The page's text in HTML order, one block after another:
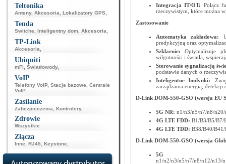
Teltonika
Anteny, Akcesoria Lokalizatory GPS
Tenda
Switche Inteligentny dom Akcesoria
TP-Link
Akcesoria
Ubiquiti
mFi Światłowody,
VoIP
Telefony VoIP, Stacje bazowe
Centrale
VoIP,
Zasilanie
Zabezpieczenia Kontrolery,
Zdrowie
Wszystkie
Złącza
Inne RJ45 Keystone
Integracja IT/OT: Połącz
rzeczywistym, które można
Zastosowanie
Automatyka zakładowa​:
predykcyjną oraz
Szklarnie:Optymalizuje
wilgotności i światła,
Sterowanie sygnalizacją
podstawie danych o
Inteligentne budynki:
zarządzania energią, detekcji
D-Link DOM-550-GSO (wersja EU
5G NR: n1/n3/n5/n7/n8/
4G LTE FDD: B1/B3/B5/B7/
4G LTE TDD: B38/B40/
D-Link DOM-550-GSO (wersja
n1/n2/n3/n5/n7/n8/n12/n13/